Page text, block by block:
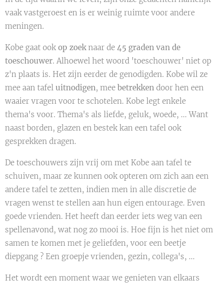
vaak vastgeroest en is er weinig ruimte voor andere
meningen.
Kobe gaat ook op zoeknaar de 45 graden van de
toeschouwer. Alhoewel het woord 'toeschouwer' niet op
z'n plaats is. Het zijn eerder de genodigden. Kobe wil ze
mee aan tafel uitnodigen, mee betrekken door hen een
waaier vragen voor te schotelen. Kobe legt enkele
thema's voor. Thema's als liefde, geluk, woede, ... Want
naast borden, glazen en bestek kan een tafel ook
gesprekken dragen.
De toeschouwers zijn vrij om met Kobe aan tafel te
schuiven, maar ze kunnen ook opteren om zich aan een
andere tafel te zetten, indien men in alle discretie de
vragen wenst te stellen aan hun eigen entourage. Even
goede vrienden. Het heeft dan eerder iets weg van een
spellenavond, wat nog zo mooi is. Hoe fijn is het niet om
samen te komen met je geliefden, voor een beetje
diepgang ? Een groepje vrienden, gezin, collega's, ...
Het wordt een moment waar we genieten van elkaars